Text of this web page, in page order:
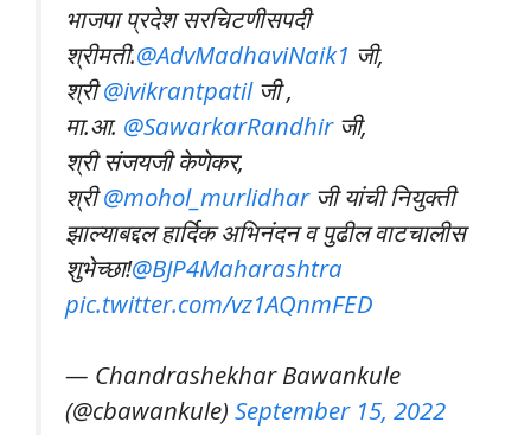
भाजपा प्रदेश सरचिटणीसपदी
श्रीमती.@AdvMadhaviNaik1 जी,
श्री@ivikrantpatilजी ,
मा.आ. @SawarkarRandhirजी,
श्री संजयजी केणेकर,
श्री@mohol_murlidharजी यांची नियुक्ती
झाल्याबद्दल हार्दिक अभिनंदन व पुढील वाटचालीस
शुभेच्छा!@BJP4Maharashtra
pic.twitter.com/vz1AQnmFED
— Chandrashekhar Bawankule
(@cbawankule) September 15, 2022